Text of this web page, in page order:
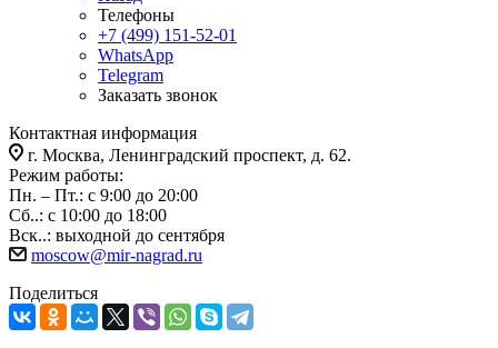
Телефоны
+7 (499) 151-52-01
WhatsApp
Telegram
Заказать звонок
Контактная информация
г. Москва, Ленинградский проспект, д. 62.
Режим работы:
Пн. – Пт.: с 9:00 до 20:00
Сб..: с 10:00 до 18:00
Вск..: выходной до сентября
moscow@mir-nagrad.ru
Поделиться